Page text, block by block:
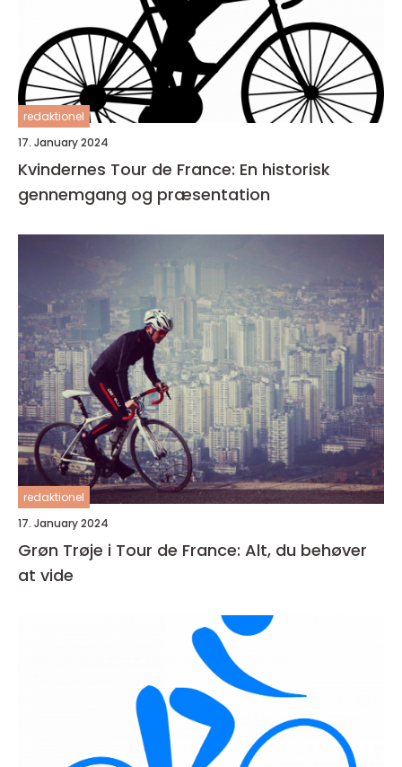
redaktionel
17. January 2024
Kvindernes Tour de France: En historisk
gennemgang og præsentation
redaktionel
17. January 2024
Grøn Trøje i Tour de France: Alt, du behøver
at vide